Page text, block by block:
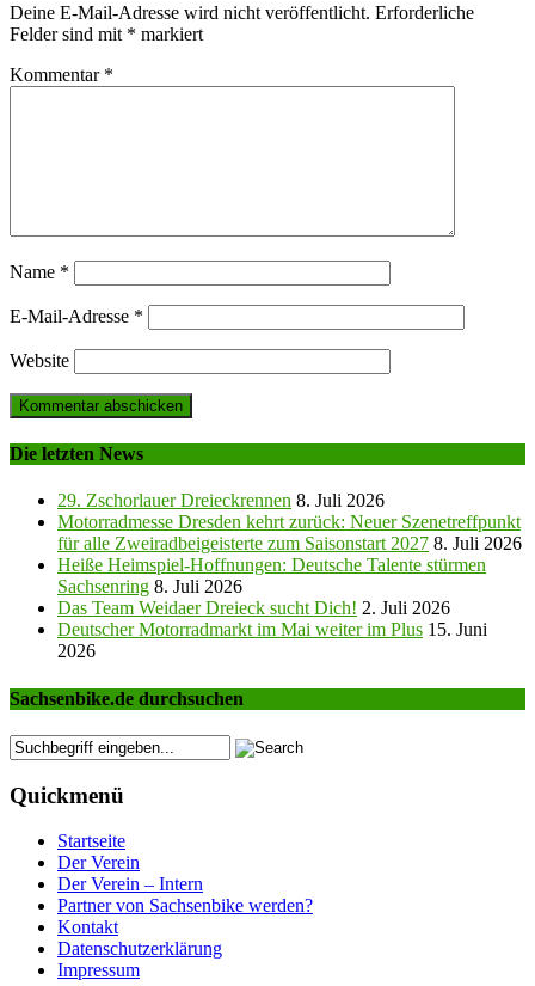
Deine E-Mail-Adresse wird nicht veröffentlicht. Erforderliche
Felder sind mit * markiert
Kommentar *
Name *
E-Mail-Adresse *
Website
Die letzten News
29. Zschorlauer Dreieckrennen 8. Juli 2026
Motorradmesse Dresden kehrt zurück: Neuer Szenetreffpunkt
für alle Zweiradbeigeisterte zum Saisonstart 2027 8. Juli 2026
Heiße Heimspiel-Hoffnungen: Deutsche Talente stürmen
Sachsenring 8. Juli 2026
Das Team Weidaer Dreieck sucht Dich! 2. Juli 2026
Deutscher Motorradmarkt im Mai weiter im Plus 15. Juni
2026
Sachsenbike.de durchsuchen
Quickmenü
Startseite
Der Verein
Der Verein – Intern
Partner von Sachsenbike werden?
Kontakt
Datenschutzerklärung
Impressum